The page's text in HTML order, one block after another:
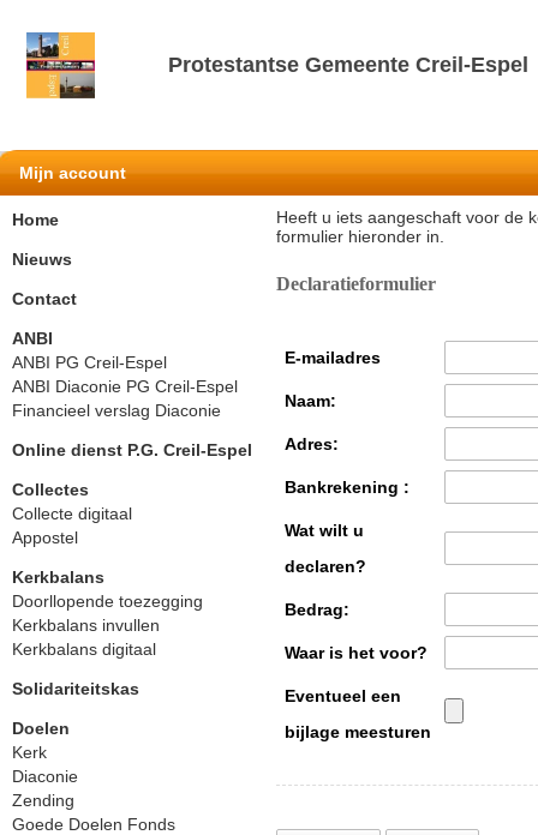
Protestantse Gemeente Creil-Espel
Mijn account
Heeft u iets aangeschaft voor de
formulier hieronder in.
Declaratieformulier
E-mailadres
Naam:
Adres:
Bankrekening :
Wat wilt u
declaren?
Bedrag:
Waar is het voor?
Eventueel een
bijlage meesturen
Home
Nieuws
Contact
ANBI
ANBI PG Creil-Espel
ANBI Diaconie PG Creil-Espel
Financieel verslag Diaconie
Online dienst P.G. Creil-Espel
Collectes
Collecte digitaal
Appostel
Kerkbalans
Doorllopende toezegging
Kerkbalans invullen
Kerkbalans digitaal
Solidariteitskas
Doelen
Kerk
Diaconie
Zending
Goede Doelen Fonds